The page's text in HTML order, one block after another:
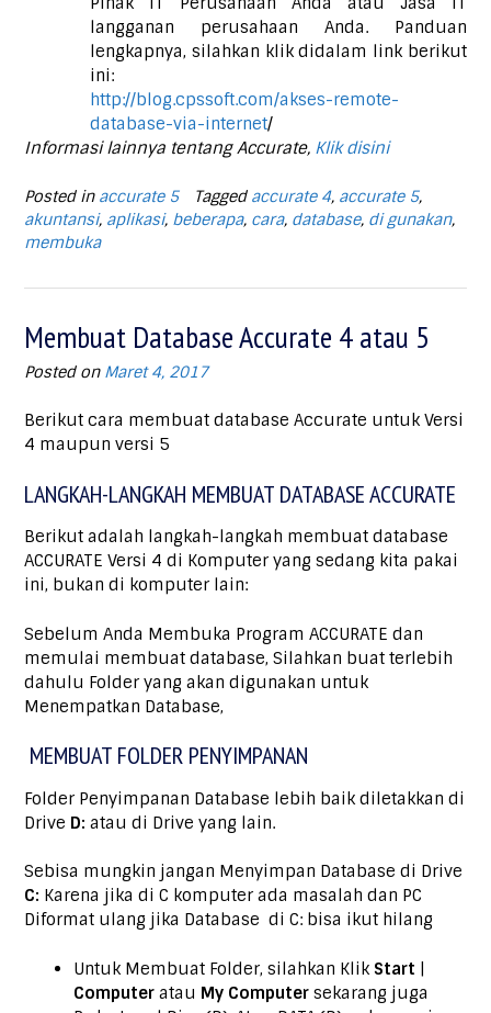
langganan perusahaan Anda. Panduan
lengkapnya, silahkan klik didalam link berikut
ini:
http://blog.cpssoft.com/akses-remote-
database-via-internet/
Informasi lainnya tentang Accurate, Klik disini
Posted in accurate 5 Tagged accurate 4, accurate 5,
akuntansi, aplikasi, beberapa, cara, database, di gunakan,
membuka
Membuat Database Accurate 4 atau 5
Posted on Maret 4, 2017
Berikut cara membuat database Accurate untuk Versi
4 maupun versi 5
LANGKAH-LANGKAH MEMBUAT DATABASE ACCURATE
Berikut adalah langkah-langkah membuat database
ACCURATE Versi 4 di Komputer yang sedang kita pakai
ini, bukan di komputer lain:
Sebelum Anda Membuka Program ACCURATE dan
memulai membuat database, Silahkan buat terlebih
dahulu Folder yang akan digunakan untuk
Menempatkan Database,
MEMBUAT FOLDER PENYIMPANAN
Folder Penyimpanan Database lebih baik diletakkan di
Drive D: atau di Drive yang lain.
Sebisa mungkin jangan Menyimpan Database di Drive
C: Karena jika di C komputer ada masalah dan PC
Diformat ulang jika Database di C: bisa ikut hilang
Untuk Membuat Folder, silahkan Klik Start |
Computer atau My Computer sekarang juga